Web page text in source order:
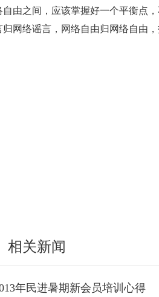
自由之间，应该掌握好一个平衡点
归网络谣言，网络自由归网络自由
相关新闻
年民进暑期新会员培训心得